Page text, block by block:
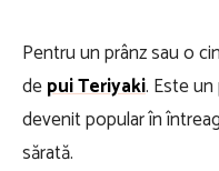
Pentru un prânz sau o
depui Teriyaki. Este
devenit popular în
sărată.